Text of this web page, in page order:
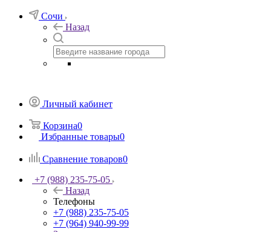
Сочи
Назад
Личный кабинет
Корзина0
Избранные товары0
Сравнение товаров0
+7 (988) 235-75-05
Назад
Телефоны
+7 (988) 235-75-05
+7 (964) 940-99-99